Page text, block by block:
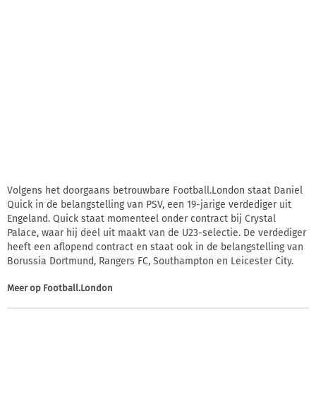
Volgens het doorgaans betrouwbare Football.London staat Daniel
Quick in de belangstelling van PSV, een 19-jarige verdediger uit
Engeland. Quick staat momenteel onder contract bij Crystal
Palace, waar hij deel uit maakt van de U23-selectie. De verdediger
heeft een aflopend contract en staat ook in de belangstelling van
Borussia Dortmund, Rangers FC, Southampton en Leicester City.
Meer op Football.London